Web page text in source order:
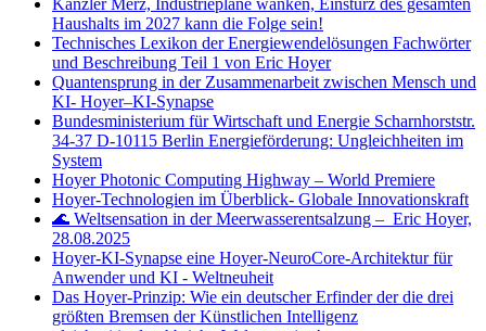
Haushalts im 2027 kann die Folge sein!
Technisches Lexikon der Energiewendelösungen Fachwörter
und Beschreibung Teil 1 von Eric Hoyer
Quantensprung in der Zusammenarbeit zwischen Mensch und
KI- Hoyer–KI-Synapse
Bundesministerium für Wirtschaft und Energie Scharnhorststr.
34-37 D-10115 Berlin Energieförderung: Ungleichheiten im
System
Hoyer Photonic Computing Highway – World Premiere
Hoyer-Technologien im Überblick- Globale Innovationskraft
🌊 Weltsensation in der Meerwasserentsalzung – Eric Hoyer,
28.08.2025
Hoyer-KI-Synapse eine Hoyer-NeuroCore-Architektur für
Anwender und KI - Weltneuheit
Das Hoyer-Prinzip: Wie ein deutscher Erfinder der die drei
größten Bremsen der Künstlichen Intelligenz